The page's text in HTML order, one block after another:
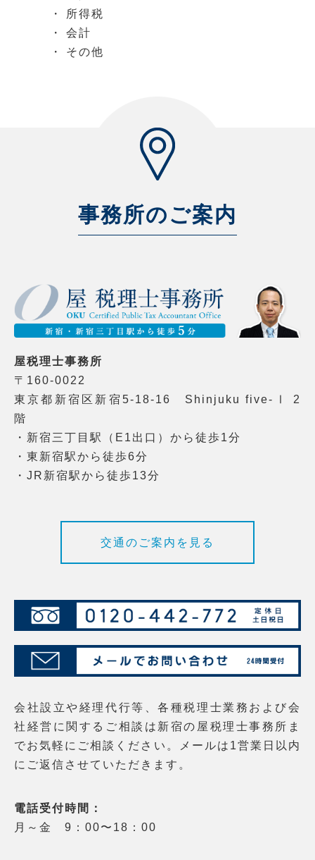
所得税
会計
その他
事務所のご案内
屋税理士事務所
〒160-0022
東京都新宿区新宿5-18-16 Shinjuku five-Ⅰ 2
階
・新宿三丁目駅（E1出口）から徒歩1分
・東新宿駅から徒歩6分
・JR新宿駅から徒歩13分
交通のご案内を見る
会社設立や経理代行等、各種税理士業務および会
社経営に関するご相談は新宿の屋税理士事務所ま
でお気軽にご相談ください。メールは1営業日以内
にご返信させていただきます。
電話受付時間：
月～金 9：00〜18：00